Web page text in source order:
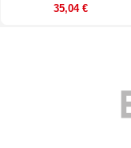
35,04 €